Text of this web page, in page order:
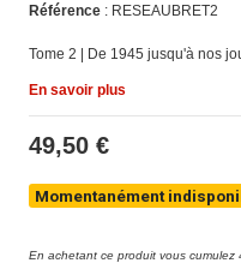
Référence: RESEAUBRET2
Tome 2 | De 1945 jusqu'à nos
En savoir plus
49,50 €
Momentanément
En achetant ce produit vous cumulez